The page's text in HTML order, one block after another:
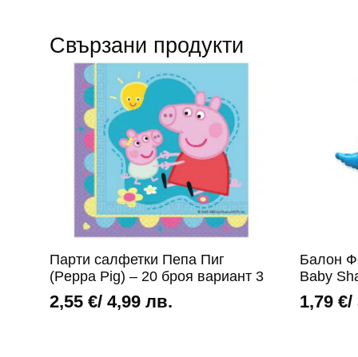
Свързани продукти
Парти салфетки Пепа Пиг
(Peppa Pig) – 20 броя вариант 3
2,55 €/ 4,99 лв.
Балон
Baby
1,79€/